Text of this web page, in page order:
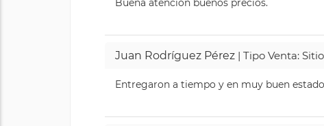
Buena atención buenos precios.
Juan Rodríguez Pérez | Tipo Venta:
Entregaron a tiempo y en muy buen